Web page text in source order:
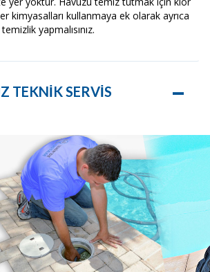
kimyasalları kullanmaya ek olarak ayrıca
yapmalısınız.
TEKNİK SERVİS –